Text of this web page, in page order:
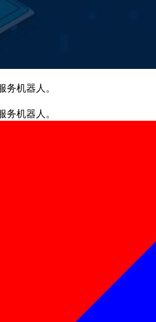
务机器人。
务机器人。